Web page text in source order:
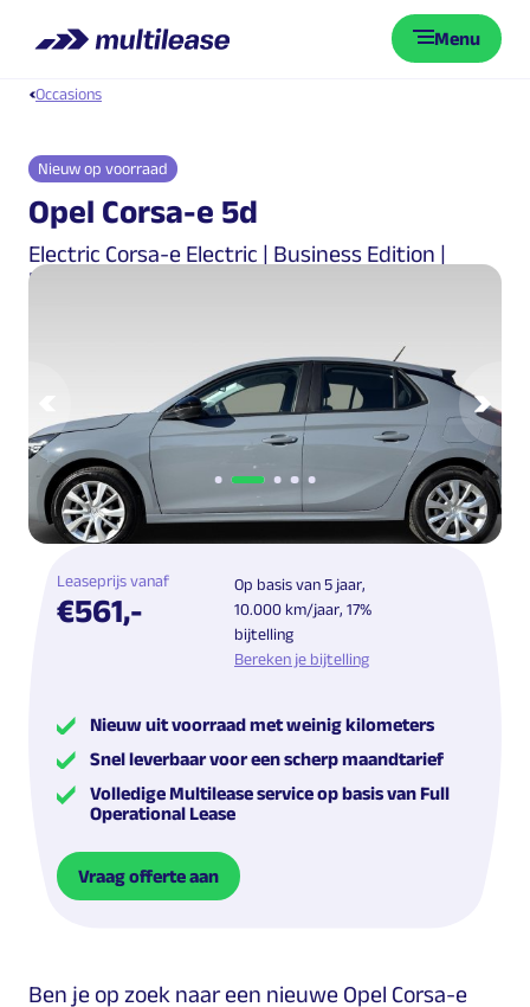
Menu
Occasions
Opel Corsa-e 5d
Electric Corsa-e Electric | Business Edition |
51kWh 156pk | Warmtepomp | Keyless | Clima |
Nieuw op voorraad
Leaseprijs vanaf
€561,-
Op basis van 5 jaar,
10.000 km/jaar, 17%
bijtelling
Bereken je bijtelling
Nieuw uit voorraad met weinig kilometers
Snel leverbaar voor een scherp maandtarief
Volledige Multilease service op basis van Full
Operational Lease
Vraag offerte aan
Ben je op zoek naar een nieuwe Opel Corsa-e